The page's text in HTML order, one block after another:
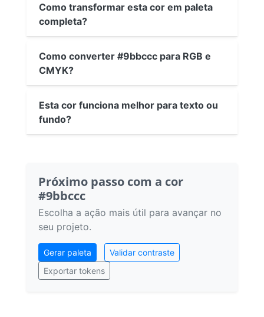
Como transformar esta cor em paleta
completa?
Como converter #9bbccc para RGB e
CMYK?
Esta cor funciona melhor para texto ou
fundo?
Próximo passo com a cor
#9bbccc
Escolha a ação mais útil para avançar no
seu projeto.
Gerar paleta
Validar contraste
Exportar tokens